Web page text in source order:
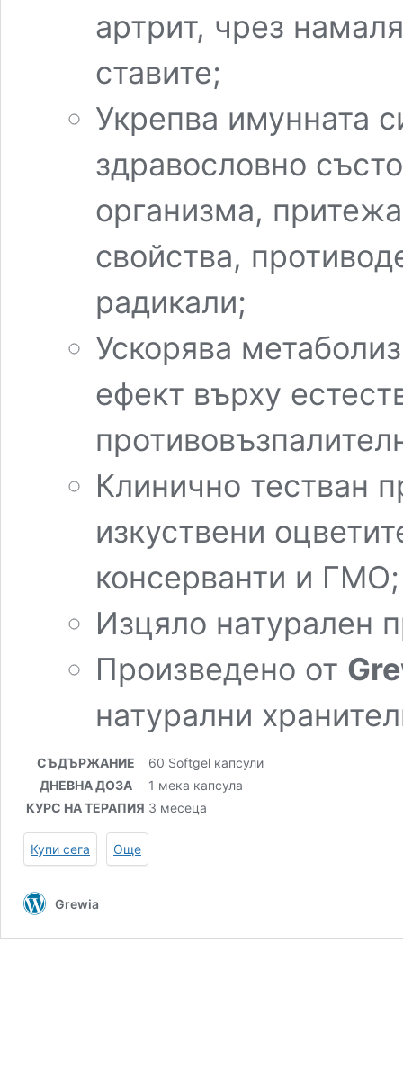
артрит, чрез
ставите;
Укрепва имунната
здравословно
организма,
свойства,
радикали;
Ускорява
ефект върху
Клинично тестван
изкуствени
консерванти и ГМО;
Изцяло натурален
Произведено от
натурални
СЪДЪРЖАНИЕ
60 Softgel капсули
ДНЕВНА ДОЗА
1 мека капсула
КУРС НА ТЕРАПИЯ 3 месеца
Купи сега Още
Grewia